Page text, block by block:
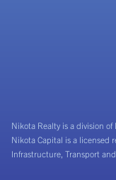
Nikota Realty is a division of
Nikota Capital is a licensed
Infrastructure, Transport